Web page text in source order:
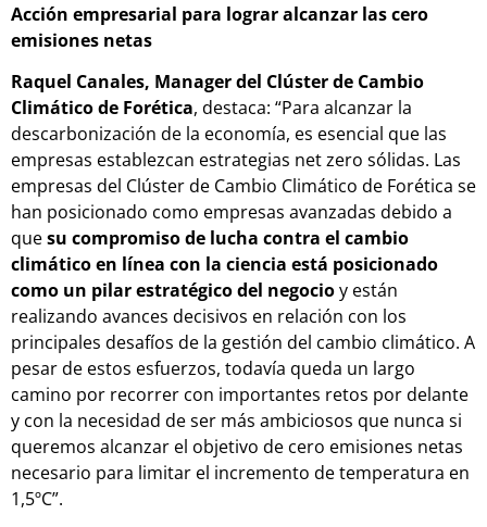
Acción empresarial para lograr alcanzar las cero
emisiones netas
Raquel Canales, Manager del Clúster de Cambio
Climático de Forética, destaca: “Para alcanzar la
descarbonización de la economía, es esencial que las
empresas establezcan estrategias net zero sólidas. Las
empresas del Clúster de Cambio Climático de Forética se
han posicionado como empresas avanzadas debido a
quesu compromiso de lucha contra el cambio
climático en línea con la ciencia está posicionado
como un pilar estratégico del negocioy están
realizando avances decisivos en relación con los
principales desafíos de la gestión del cambio climático. A
pesar de estos esfuerzos, todavía queda un largo
camino por recorrer con importantes retos por delante
y con la necesidad de ser más ambiciosos que nunca si
queremos alcanzar el objetivo de cero emisiones netas
necesario para limitar el incremento de temperatura en
1,5ºC”.